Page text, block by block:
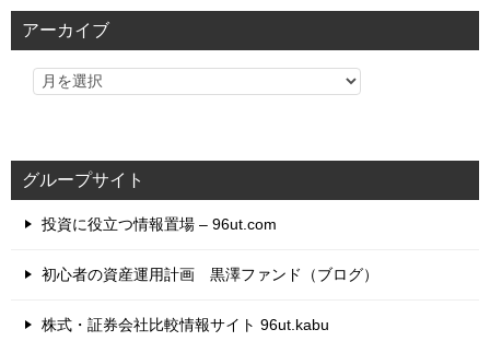
リ
アーカイブ
グループサイト
投資に役立つ情報置場 – 96ut.com
初心者の資産運用計画 黒澤ファンド（ブログ）
株式・証券会社比較情報サイト 96ut.kabu